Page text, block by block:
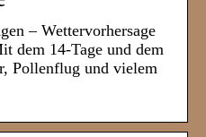
– Wettervorhersage
dem 14-Tage und dem
Pollenflug und vielem